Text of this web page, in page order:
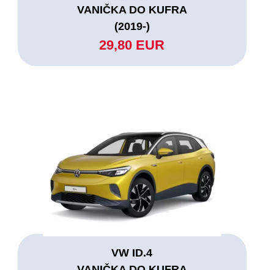
VANIČKA DO KUFRA
(2019-)
29,80 EUR
VW ID.4